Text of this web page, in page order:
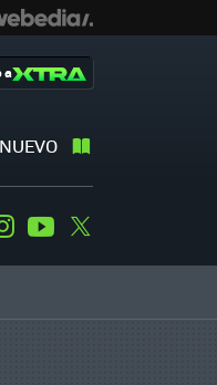
NUEVO
a
InstagramYoutube